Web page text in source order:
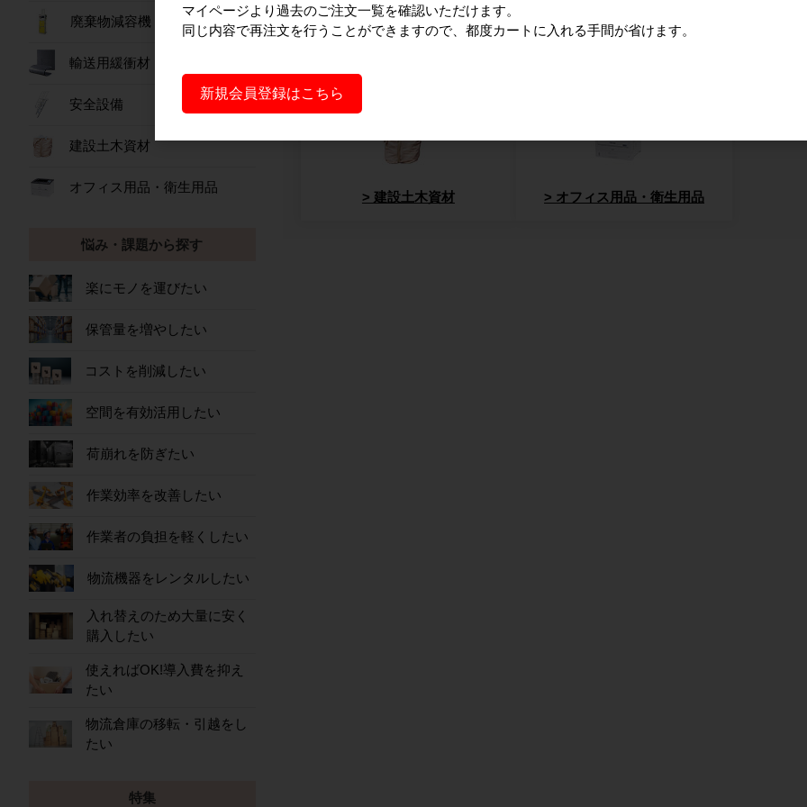
建設土木資材 オフィス用品・衛生用品
廃棄物減容機
輸送用緩衝材
安全設備
建設土木資材
オフィス用品・衛生用品
悩み・課題から探す
楽にモノを運びたい
保管量を増やしたい
コストを削減したい
空間を有効活用したい
荷崩れを防ぎたい
作業効率を改善したい
作業者の負担を軽くしたい
物流機器をレンタルしたい
入れ替えのため大量に安く
購入したい
使えればOK!導入費を抑え
たい
物流倉庫の移転・引越をし
たい
特集
マイページより過去のご注文一覧を確認いただけます。
同じ内容で再注文を行うことができますので、都度カートに入れる手間が省けます。
新規会員登録はこちら